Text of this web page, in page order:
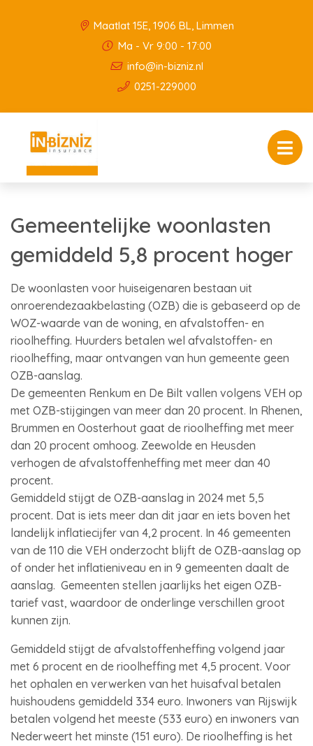
Maatlat 15E, 1906 BL, Limmen
Ma - Vr 9:00 - 17:00
info@in-bizniz.nl
0251-229000
Gemeentelijke woonlasten
gemiddeld 5,8 procent hoger
De woonlasten voor huiseigenaren bestaan uit
onroerendezaakbelasting (OZB) die is gebaseerd op de
WOZ-waarde van de woning, en afvalstoffen- en
rioolheffing. Huurders betalen wel afvalstoffen- en
rioolheffing, maar ontvangen van hun gemeente geen
OZB-aanslag.
De gemeenten Renkum en De Bilt vallen volgens VEH op
met OZB-stijgingen van meer dan 20 procent. In Rhenen,
Brummen en Oosterhout gaat de rioolheffing met meer
dan 20 procent omhoog. Zeewolde en Heusden
verhogen de afvalstoffenheffing met meer dan 40
procent.
Gemiddeld stijgt de OZB-aanslag in 2024 met 5,5
procent. Dat is iets meer dan dit jaar en iets boven het
landelijk inflatiecijfer van 4,2 procent. In 46 gemeenten
van de 110 die VEH onderzocht blijft de OZB-aanslag op
of onder het inflatieniveau en in 9 gemeenten daalt de
aanslag. Gemeenten stellen jaarlijks het eigen OZB-
tarief vast, waardoor de onderlinge verschillen groot
kunnen zijn.
Gemiddeld stijgt de afvalstoffenheffing volgend jaar
met 6 procent en de rioolheffing met 4,5 procent. Voor
het ophalen en verwerken van het huisafval betalen
huishoudens gemiddeld 334 euro. Inwoners van Rijswijk
betalen volgend het meeste (533 euro) en inwoners van
Nederweert het minste (151 euro). De rioolheffing is het